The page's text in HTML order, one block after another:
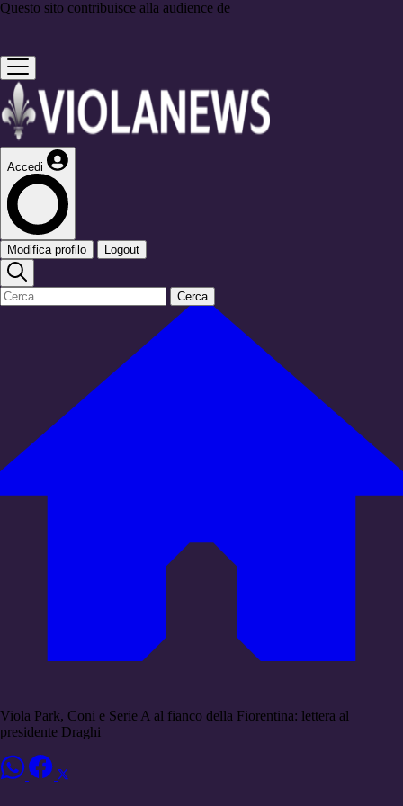
Questo sito contribuisce alla audience de
Accedi
Modifica profilo Logout
Cerca
Viola Park, Coni e Serie A al fianco della Fiorentina: lettera al
presidente Draghi